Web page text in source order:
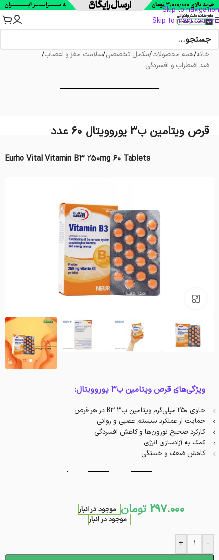
Skip to navigation
Skip to main content
خانه/همه محصولات/مکمل تخصصی/سلامت مغز و اعصاب/
ضد اضطراب و افسردگی
قرص ویتامین ب3 یوروویتال 60 عدد
Eurho Vital Vitamin B3 250mg 60 Tablets
بزرگنمایی تصویر
ویژگی‌های قرص ویتامین ب3 یوروویتال:
حاوی ۲۵۰ میلی‌گرم ویتامین ب۳ B3 در هر قرص
حمایت از عملکرد سیستم عصبی و روانی
کارکرد صحیح نورون‌ها و کاهش افسردگی
کمک به آزادسازی انرژی
کاهش ضعف و خستگی
297.000 تومان موجود در انبار
موجود در انبار
-
+